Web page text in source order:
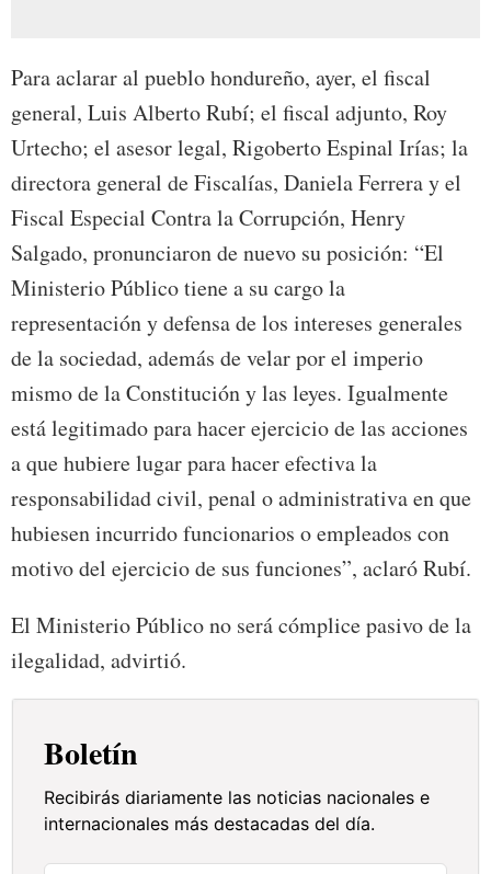
Para aclarar al pueblo hondureño, ayer, el fiscal
general, Luis Alberto Rubí; el fiscal adjunto, Roy
Urtecho; el asesor legal, Rigoberto Espinal Irías; la
directora general de Fiscalías, Daniela Ferrera y el
Fiscal Especial Contra la Corrupción, Henry
Salgado, pronunciaron de nuevo su posición: “El
Ministerio Público tiene a su cargo la
representación y defensa de los intereses generales
de la sociedad, además de velar por el imperio
mismo de la Constitución y las leyes. Igualmente
está legitimado para hacer ejercicio de las acciones
a que hubiere lugar para hacer efectiva la
responsabilidad civil, penal o administrativa en que
hubiesen incurrido funcionarios o empleados con
motivo del ejercicio de sus funciones”, aclaró Rubí.
El Ministerio Público no será cómplice pasivo de la
ilegalidad, advirtió.
Boletín
Recibirás diariamente las noticias nacionales e
internacionales más destacadas del día.